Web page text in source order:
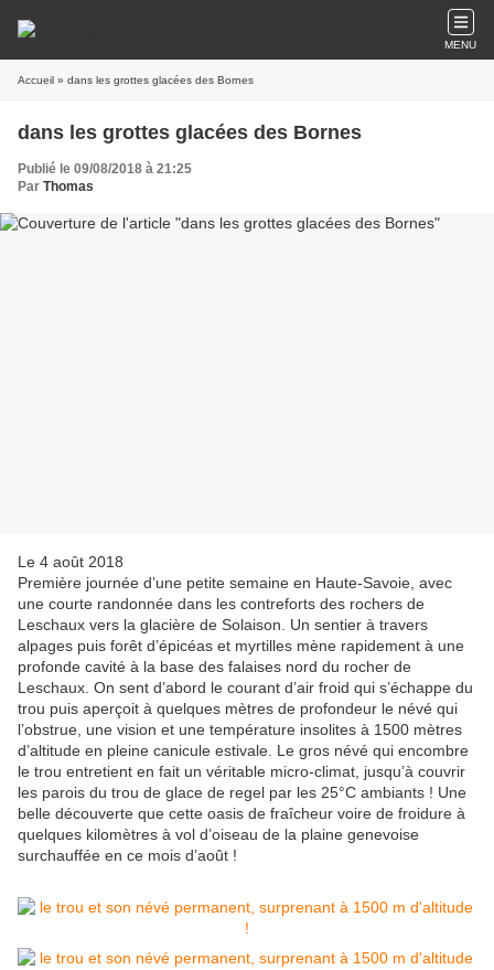
MENU
Accueil » dans les grottes glacées des Bornes
dans les grottes glacées des Bornes
Publié le 09/08/2018 à 21:25
Par Thomas
Le 4 août 2018
Première journée d’une petite semaine en Haute-Savoie, avec
une courte randonnée dans les contreforts des rochers de
Leschaux vers la glacière de Solaison. Un sentier à travers
alpages puis forêt d’épicéas et myrtilles mène rapidement à une
profonde cavité à la base des falaises nord du rocher de
Leschaux. On sent d’abord le courant d’air froid qui s’échappe du
trou puis aperçoit à quelques mètres de profondeur le névé qui
l’obstrue, une vision et une température insolites à 1500 mètres
d’altitude en pleine canicule estivale. Le gros névé qui encombre
le trou entretient en fait un véritable micro-climat, jusqu’à couvrir
les parois du trou de glace de regel par les 25°C ambiants ! Une
belle découverte que cette oasis de fraîcheur voire de froidure à
quelques kilomètres à vol d’oiseau de la plaine genevoise
surchauffée en ce mois d’août !